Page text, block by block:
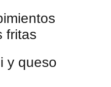
fritas
y queso